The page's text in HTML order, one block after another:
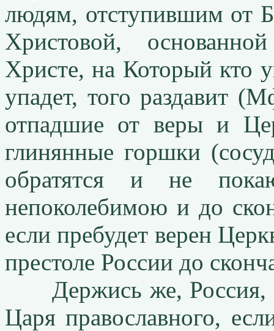
людям, отступившим от
Христовой,
Христе, на Который кто
упадет, того раздавит
отпадшие от веры и
глинянные горшки
обратятся и не
непоколебимою и до
если пребудет верен
престоле России до
Держись же, Россия,
Царя православного,